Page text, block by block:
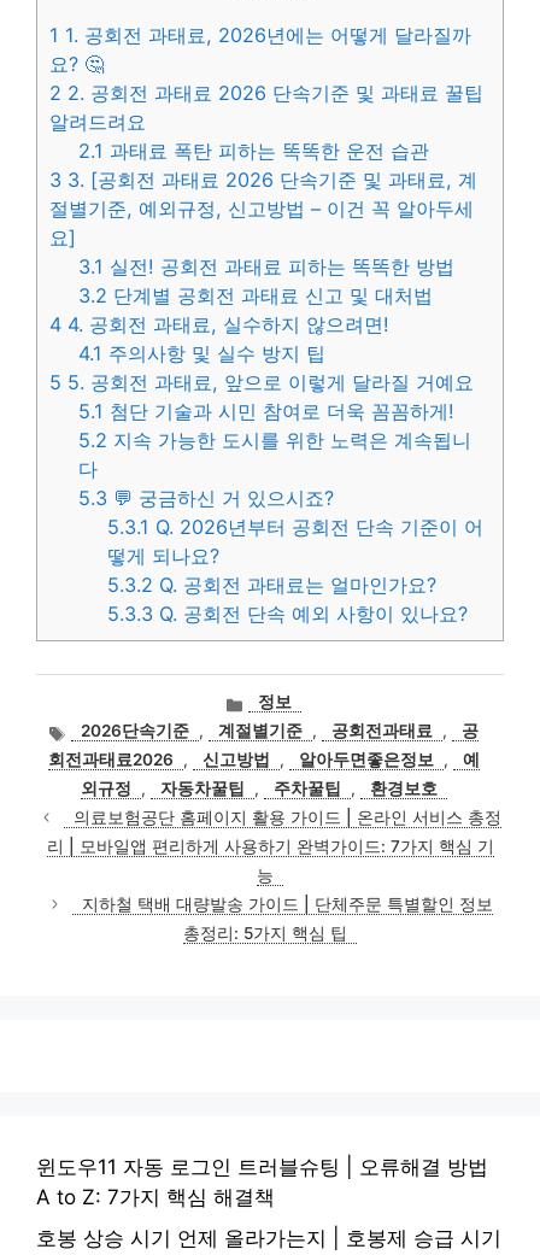
1 1. 공회전 과태료, 2026년에는 어떻게 달라질까
요? 🤔
2 2. 공회전 과태료 2026 단속기준 및 과태료 꿀팁
알려드려요
2.1 과태료 폭탄 피하는 똑똑한 운전 습관
3 3. [공회전 과태료 2026 단속기준 및 과태료, 계
절별기준, 예외규정, 신고방법 – 이건 꼭 알아두세
요]
3.1 실전! 공회전 과태료 피하는 똑똑한 방법
3.2 단계별 공회전 과태료 신고 및 대처법
4 4. 공회전 과태료, 실수하지 않으려면!
4.1 주의사항 및 실수 방지 팁
5 5. 공회전 과태료, 앞으로 이렇게 달라질 거예요
5.1 첨단 기술과 시민 참여로 더욱 꼼꼼하게!
5.2 지속 가능한 도시를 위한 노력은 계속됩니
다
5.3 💬 궁금하신 거 있으시죠?
5.3.1 Q. 2026년부터 공회전 단속 기준이 어
떻게 되나요?
5.3.2 Q. 공회전 과태료는 얼마인가요?
5.3.3 Q. 공회전 단속 예외 사항이 있나요?
카
테
고
리
정보
태
그
2026단속기준 , 계절별기준 , 공회전과태료 ,
공
회전과태료2026
, 신고방법 , 알아두면좋은정보 ,
예
외규정
, 자동차꿀팁 , 주차꿀팁 ,
환경보호
의료보험공단 홈페이지 활용 가이드 | 온라인 서비스 총정
리 | 모바일앱 편리하게 사용하기 완벽가이드: 7가지 핵심 기
능
지하철 택배 대량발송 가이드 | 단체주문 특별할인 정보
총정리: 5가지 핵심 팁
윈도우11 자동 로그인 트러블슈팅 | 오류해결 방법
A to Z: 7가지 핵심 해결책
호봉 상승 시기 언제 올라가는지 | 호봉제 승급 시기